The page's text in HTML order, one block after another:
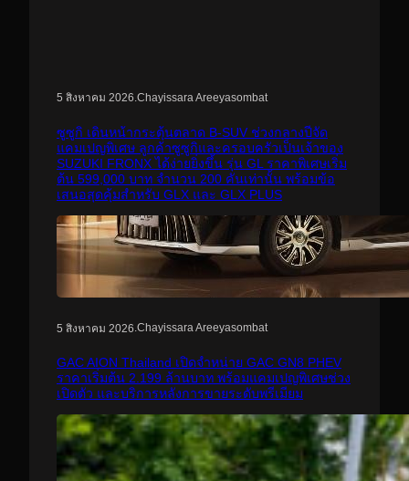
5 สิงหาคม 2026.Chayissara Areeyasombat
ซูซูกิ เดินหน้ากระตุ้นตลาด B-SUV ช่วงกลางปีจัด
แคมเปญพิเศษ ลูกค้าซูซูกิและครอบครัวเป็นเจ้าของ
SUZUKI FRONX ได้ง่ายยิ่งขึ้น รุ่น GL ราคาพิเศษเริ่ม
ต้น 599,000 บาท จำนวน 200 คันเท่านั้น พร้อมข้อ
เสนอสุดคุ้มสำหรับ GLX และ GLX PLUS
5 สิงหาคม 2026.Chayissara Areeyasombat
GAC AION Thailand เปิดจำหน่าย GAC GN8 PHEV
ราคาเริ่มต้น 2.199 ล้านบาท พร้อมแคมเปญพิเศษช่วง
เปิดตัว และบริการหลังการขายระดับพรีเมียม